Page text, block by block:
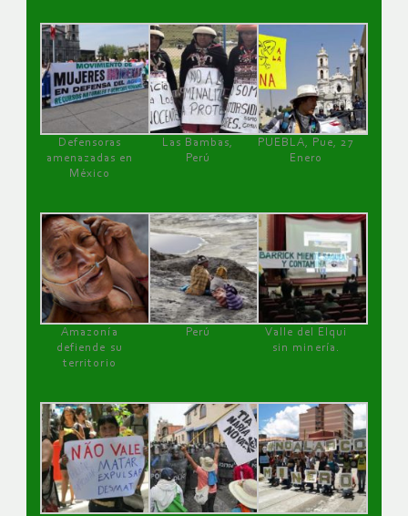
Defensoras
amenazadas en
México
Las Bambas,
Perú
PUEBLA, Pue, 27
Enero
Amazonía
defiende su
territorio
Perú
Valle del Elqui
sin minería.